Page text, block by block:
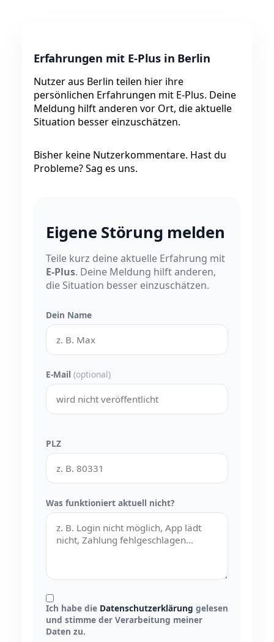
Erfahrungen mit E-Plus in Berlin
Nutzer aus Berlin teilen hier ihre
persönlichen Erfahrungen mit E-Plus. Deine
Meldung hilft anderen vor Ort, die aktuelle
Situation besser einzuschätzen.
Bisher keine Nutzerkommentare. Hast du
Probleme? Sag es uns.
Eigene Störung melden
Teile kurz deine aktuelle Erfahrung mit
E-Plus. Deine Meldung hilft anderen,
die Situation besser einzuschätzen.
Dein Name
E-Mail (optional)
PLZ
Was funktioniert aktuell nicht?
Ich habe die Datenschutzerklärung gelesen
und stimme der Verarbeitung meiner
Daten zu.